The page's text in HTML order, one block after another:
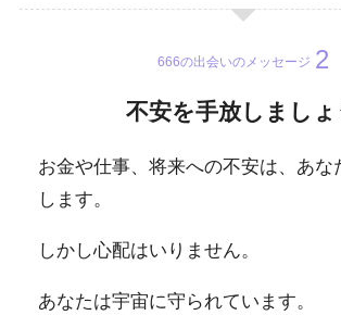
666の出会いのメッセージ
不安を手放しましょ
お金や仕事、将来への不安は、あな
します。
しかし心配はいりません。
あなたは宇宙に守られています。